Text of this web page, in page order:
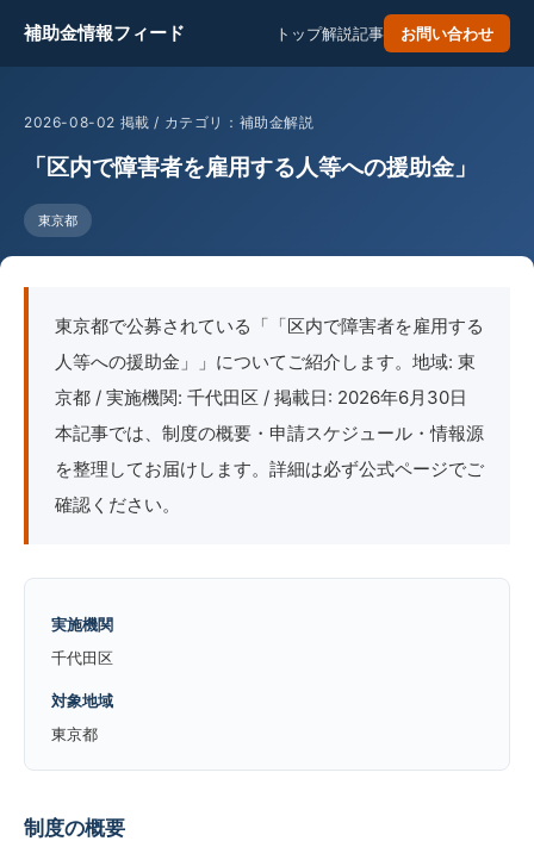
補助金情報フィード トップ解説記事 お問い合わせ
2026-08-02 掲載 / カテゴリ：補助金解説
「区内で障害者を雇用する人等への援助金」
東京都
東京都で公募されている「「区内で障害者を雇用する
人等への援助金」」についてご紹介します。地域: 東
京都 / 実施機関: 千代田区 / 掲載日: 2026年6月30日
本記事では、制度の概要・申請スケジュール・情報源
を整理してお届けします。詳細は必ず公式ページでご
確認ください。
実施機関
千代田区
対象地域
東京都
制度の概要